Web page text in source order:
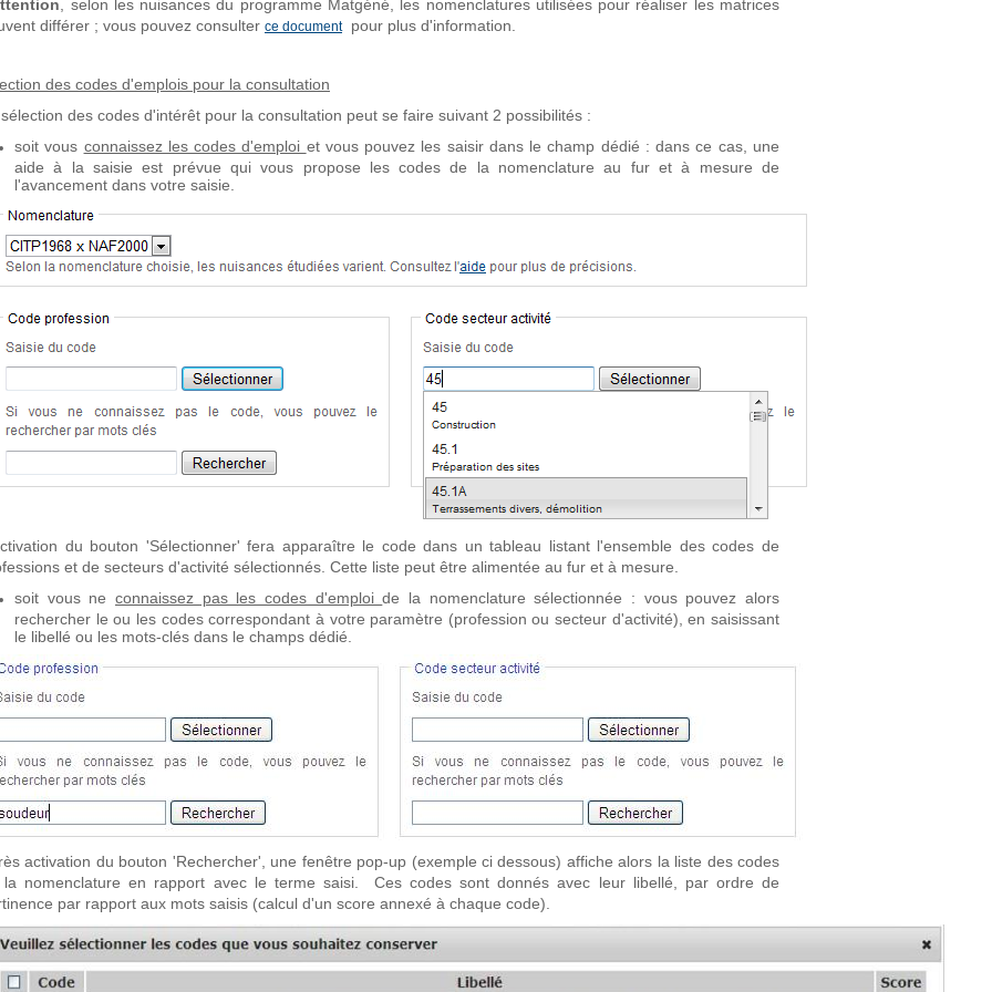
, selon les nuisances du programme Matgéné, les nomenclatures utilisées pour réaliser les matrices
différer ; vous pouvez consulter ce documentpour plus d'information.
des codes d'emplois pour la consultation
des codes d'intérêt pour la consultation peut se faire suivant 2 possibilités :
soit vous connaissez les codes d'emploi et vous pouvez les saisir dans le champ dédié : dans ce cas, une
aide à la saisie est prévue qui vous propose les codes de la nomenclature au fur et à mesure de
l'avancement dans votre saisie.
du bouton 'Sélectionner' fera apparaître le code dans un tableau listant l'ensemble des codes de
et de secteurs d'activité sélectionnés. Cette liste peut être alimentée au fur et à mesure.
soit vous ne connaissez pas les codes d'emploide la nomenclature sélectionnée : vous pouvez alors
rechercher le ou les codes correspondant à votre paramètre (profession ou secteur d'activité), en saisissant
le libellé ou les mots-clés dans le champs dédié.
activation du bouton 'Rechercher', une fenêtre pop-up (exemple ci dessous) affiche alors la liste des codes
la nomenclature en rapport avec le terme saisi. Ces codes sont donnés avec leur libellé, par ordre de
par rapport aux mots saisis (calcul d'un score annexé à chaque code).